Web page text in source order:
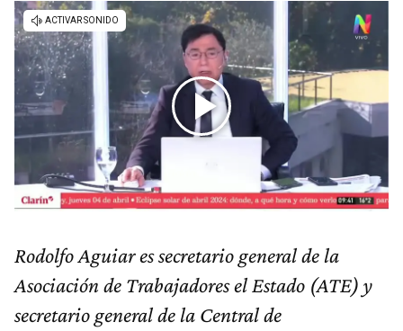
Rodolfo Aguiar es secretario general de la
Asociación de Trabajadores el Estado (ATE) y
secretario general de la Central de